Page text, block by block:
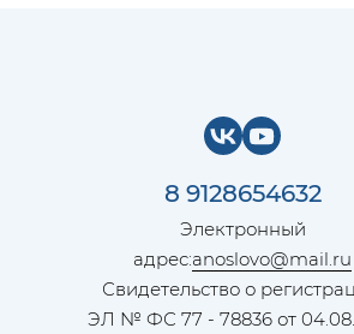
8 9128654632
Электронный
адрес:anoslovo@mail.ru
Свидетельство о
ЭЛ № ФС 77 - 78836 от